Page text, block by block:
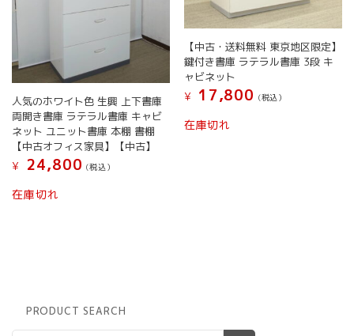
人気のホワイト色 生興 上下書庫
両開き書庫 ラテラル書庫 キャビ
ネット ユニット書庫 本棚 書棚
【中古オフィス家具】【中古】
¥
24,800 (税込）
在庫切れ
【中古・送料無料 東京地区限定】
鍵付き書庫 ラテラル書庫 3段 キ
ャビネット
¥
17,800 (税込）
在庫切れ
PRODUCT SEARCH